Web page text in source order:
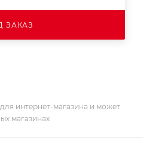
ЗАКАЗ
интернет-магазина и может
магазинах